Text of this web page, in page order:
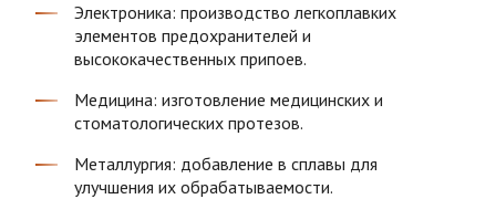
Электроника: производство легкоплавких
элементов предохранителей и
высококачественных припоев.
Медицина: изготовление медицинских и
стоматологических протезов.
Металлургия: добавление в сплавы для
улучшения их обрабатываемости.